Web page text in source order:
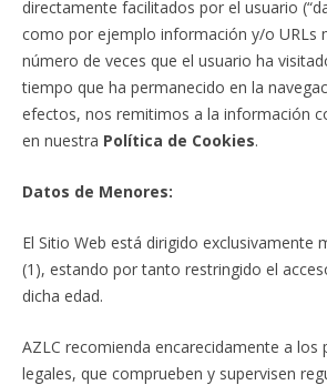
directamente facilitados por el usuario
como por ejemplo información y/o URLs
número de veces que el usuario ha
tiempo que ha permanecido en la
efectos, nos remitimos a la información
en nuestra Política de Cookies.
Datos de Menores:
El Sitio Web está dirigido exclusivamente
(1), estando por tanto restringido el
dicha edad.
AZLC recomienda encarecidamente a los
legales, que comprueben y supervisen